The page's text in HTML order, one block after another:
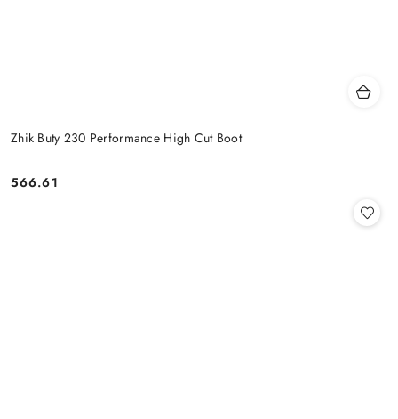
Zhik Buty 230 Performance High Cut Boot
Cena:
566.61